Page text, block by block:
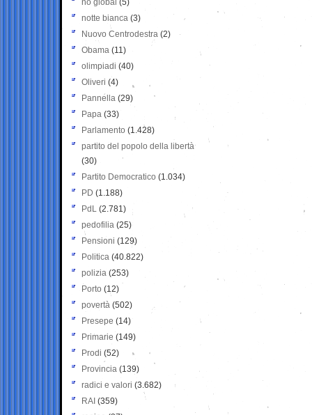
no global (5)
notte bianca (3)
Nuovo Centrodestra (2)
Obama (11)
olimpiadi (40)
Oliveri (4)
Pannella (29)
Papa (33)
Parlamento (1.428)
partito del popolo della libertà
(30)
Partito Democratico (1.034)
PD (1.188)
PdL (2.781)
pedofilia (25)
Pensioni (129)
Politica (40.822)
polizia (253)
Porto (12)
povertà (502)
Presepe (14)
Primarie (149)
Prodi (52)
Provincia (139)
radici e valori (3.682)
RAI (359)